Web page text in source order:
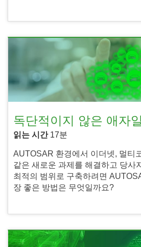
독단적이지 않은 애자
읽는 시간17분
AUTOSAR 환경에서 이더넷, 멀티
같은 새로운 과제를 해결하고 당사
최적의 범위로 구축하려면
장 좋은 방법은 무엇일까요?